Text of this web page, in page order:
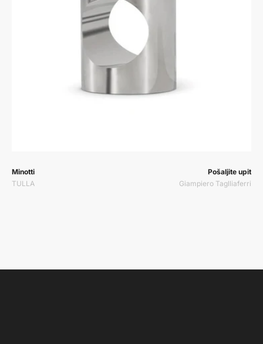
Prodavač:
Minotti
TULLA
Prodavač:Pošaljite upit
Giampiero Taglliaferri